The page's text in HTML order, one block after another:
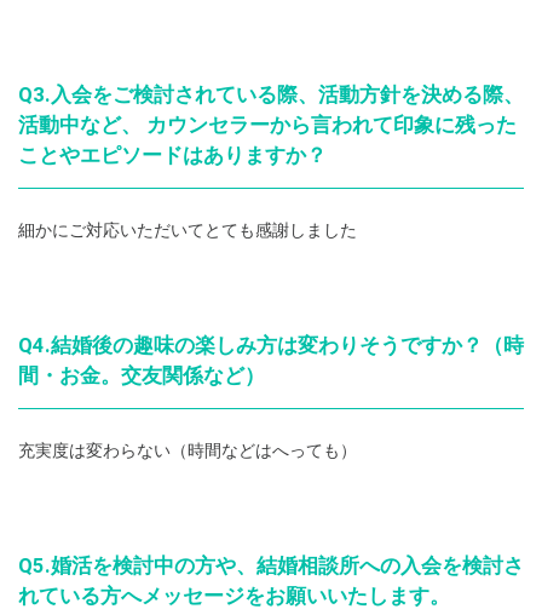
Q3.入会をご検討されている際、活動方針を決める際、
活動中など、 カウンセラーから言われて印象に残った
ことやエピソードはありますか？
細かにご対応いただいてとても感謝しました
Q4.結婚後の趣味の楽しみ方は変わりそうですか？（時
間・お金。交友関係など）
充実度は変わらない（時間などはへっても）
Q5.婚活を検討中の方や、結婚相談所への入会を検討さ
れている方へメッセージをお願いいたします。